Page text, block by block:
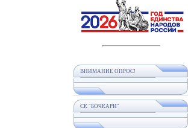
ВНИМАНИЕ ОПРОС!
СК "БОЧКАРИ"